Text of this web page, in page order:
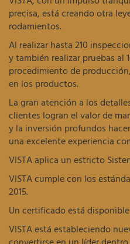
precisa, está creando otra
rodamientos.
Al realizar hasta 210
y también realizar pruebas al
procedimiento de
en los productos.
La gran atención a los
clientes logran el valor de
y la inversión profundos
una excelente experiencia
VISTA aplica un estricto
VISTA cumple con los
2015.
Un certificado está
VISTA está estableciendo